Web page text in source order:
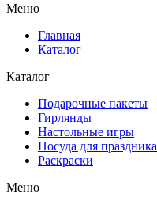
Меню
Главная
Каталог
Каталог
Подарочные пакеты
Гирлянды
Настольные игры
Посуда для праздника
Раскраски
Меню